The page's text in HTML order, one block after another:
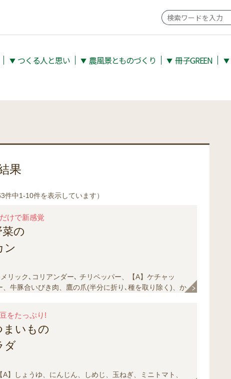
▼ つくる人と思い ▼ 農⾵景とものづくり ▼ 冊子GREEN ▼
果
件中1-10件を表示しています）
けで新感覚
の
ン
リック､コリアンダー､ チリペッパー、【A】ケチャッ
、牛豚合いびき肉、鷹の爪(半分に折り､種を取り除く)、か
をたっぷり!
まいもの
ダ
】しょうゆ、にんじん、しめじ、玉ねぎ、ミニトマト、